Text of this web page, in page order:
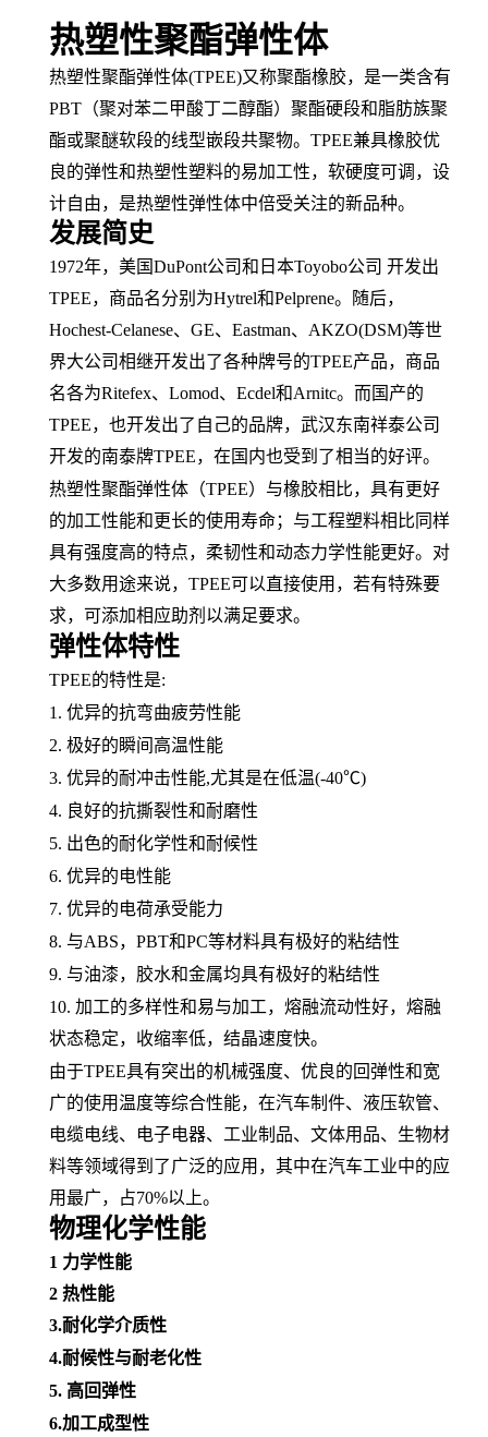
热塑性聚酯弹性体
热塑性聚酯弹性体(TPEE)又称聚酯橡胶，是一类含有
PBT（聚对苯二甲酸丁二醇酯）聚酯硬段和脂肪族聚
酯或聚醚软段的线型嵌段共聚物。 TPEE兼具橡胶优
良的弹性和热塑性塑料的易加工性，软硬度可调， 设
计自由，是热塑性弹性体中倍受关注的新品种。
发展简史
1972年，美国DuPont公司和日本Toyobo公司 开发出
TPEE， 商品名分别为Hytrel和Pelprene。随后，
Hochest-Celanese、 GE、 Eastman、AKZO(DSM)等世
界大公司相继开发出了各种牌号的TPEE产品，商品
名各为Ritefex、Lomod、Ecdel和Arnitc。而国产的
TPEE，也开发出了自己的品牌，武汉东南祥泰公司
开发的南泰牌TPEE，在国内也受到了相当的好评。
热塑性聚酯弹性体（TPEE）与橡胶相比，具有更好
的加工性能和更长的使用寿命；与工程塑料相比同样
具有强度高的特点， 柔韧性和动态力学性能更好。对
大多数用途来说， TPEE可以直接使用，若有特殊要
求，可添加相应助剂以满足要求。
弹性体特性
TPEE的特性是:
1. 优异的抗弯曲疲劳性能
2. 极好的瞬间高温性能
3. 优异的耐冲击性能,尤其是在低温(-40℃)
4. 良好的抗撕裂性和耐磨性
5. 出色的耐化学性和耐候性
6. 优异的电性能
7. 优异的电荷承受能力
8. 与ABS， PBT和PC等材料具有极好的粘结性
9. 与油漆，胶水和金属均具有极好的粘结性
10. 加工的多样性和易与加工， 熔融流动性好，熔融
状态稳定， 收缩率低，结晶速度快。
由于TPEE具有突出的机械强度、优良的回弹性和宽
广的使用温度等综合性能，在汽车制件、 液压软管、
电缆电线、 电子电器、工业制品、 文体用品、生物材
料等领域得到了广泛的应用，其中在汽车工业中的应
用最广，占70%以上。
物理化学性能
1 力学性能
2 热性能
3.耐化学介质性
4.耐候性与耐老化性
5. 高回弹性
6.加工成型性